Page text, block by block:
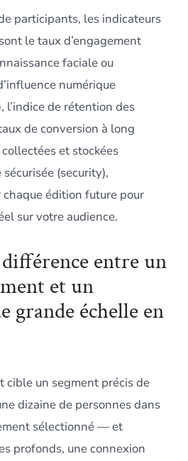
participants, les indicateurs
le taux d’engagement
faciale ou
numérique
l’indice de rétention des
de conversion à long
et stockées
(security),
édition future pour
sur votre audience.
entre un
et un
grande échelle en
cible un segment précis de
dizaine de personnes dans
sélectionné — et
profonds, une connexion